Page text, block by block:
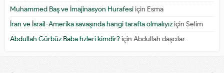
Muhammed Baş ve İmajinasyon Hurafesiiçin Esma
İran ve İsrail-Amerika savaşında hangi tarafta olmalıyıziçin Selim
Abdullah Gürbüz Baba hzleri kimdir?için Abdullah daşcılar